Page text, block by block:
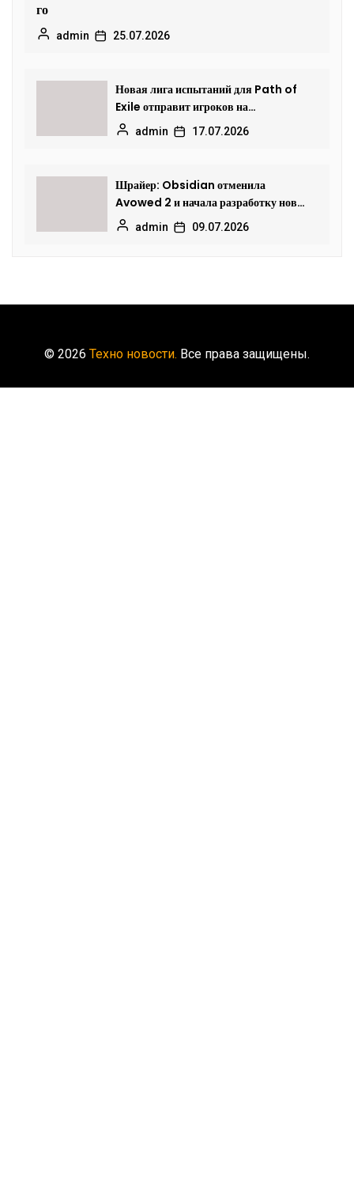
го
admin 25.07.2026
Новая лига испытаний для Path of
Exile отправит игроков на
исследование океанских глубин
admin 17.07.2026
Шрайер: Obsidian отменила
Avowed 2 и начала разработку новой
Falloutadmin 09.07.2026
© 2026 Техно новости. Все права защищены.